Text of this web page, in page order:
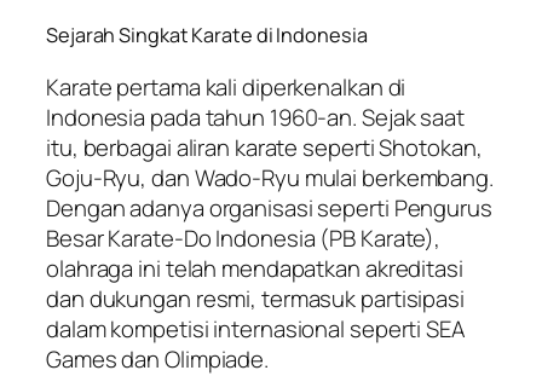
Sejarah Singkat Karate di Indonesia
Karate pertama kali diperkenalkan di
Indonesia pada tahun 1960-an. Sejak saat
itu, berbagai aliran karate seperti Shotokan,
Goju-Ryu, dan Wado-Ryu mulai berkembang.
Dengan adanya organisasi seperti Pengurus
Besar Karate-Do Indonesia (PB Karate),
olahraga ini telah mendapatkan akreditasi
dan dukungan resmi, termasuk partisipasi
dalam kompetisi internasional seperti SEA
Games dan Olimpiade.